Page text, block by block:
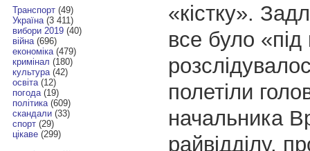
Транспорт(49)
Україна(3 411)
вибори 2019(40)
війна(696)
економіка(479)
кримінал (180)
культура(42)
освіта(12)
погода(19)
політика(609)
скандали(33)
спорт(29)
цікаве(299)
«кістку».
все було «під
полетіли
начальника
райвідділу,